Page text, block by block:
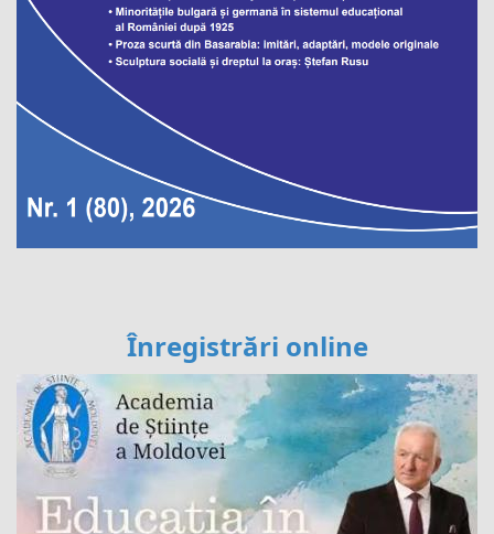
Înregistrări online